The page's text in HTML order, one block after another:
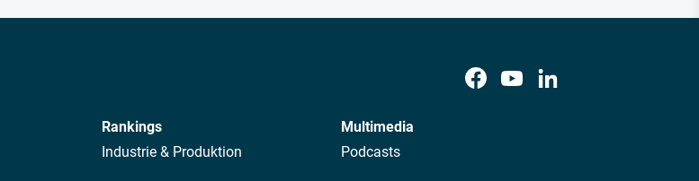
Rankings
Industrie & Produktion
Multimedia
Podcasts